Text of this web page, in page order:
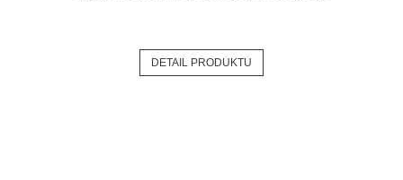
DETAIL PRODUKTU